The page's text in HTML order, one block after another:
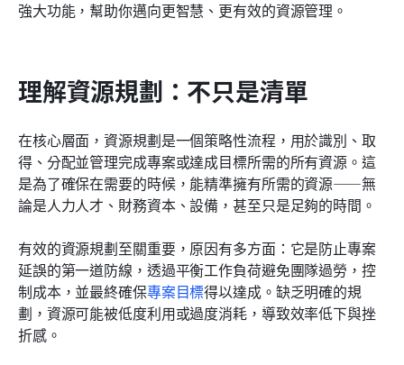
強大功能，幫助你邁向更智慧、更有效的資源管理。
理解資源規劃：不只是清單
在核心層面，資源規劃是一個策略性流程，用於識別、取
得、分配並管理完成專案或達成目標所需的所有資源。這
是為了確保在需要的時候，能精準擁有所需的資源——無
論是人力人才、財務資本、設備，甚至只是足夠的時間。
有效的資源規劃至關重要，原因有多方面：它是防止專案
延誤的第一道防線，透過平衡工作負荷避免團隊過勞，控
制成本，並最終確保專案目標得以達成。缺乏明確的規
劃，資源可能被低度利用或過度消耗，導致效率低下與挫
折感。